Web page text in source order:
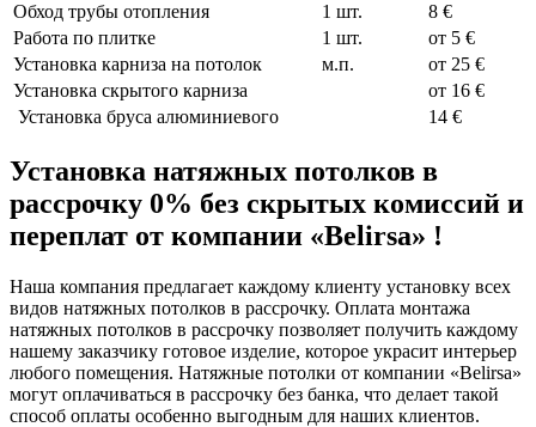
Обход трубы отопления
1 шт.
8 €
Работа по плитке
1 шт.
от 5 €
Установка карниза на потолок
м.п.
от 25 €
Установка скрытого карниза
от 16 €
Установка бруса алюминиевого
14 €
Установка натяжных потолков в
рассрочку 0% без скрытых комиссий и
переплат от компании «Belirsa» !
Наша компания предлагает каждому клиенту установку всех
видов натяжных потолков в рассрочку. Оплата монтажа
натяжных потолков в рассрочку позволяет получить каждому
нашему заказчику готовое изделие, которое украсит интерьер
любого помещения. Натяжные потолки от компании «Belirsa»
могут оплачиваться в рассрочку без банка, что делает такой
способ оплаты особенно выгодным для наших клиентов.